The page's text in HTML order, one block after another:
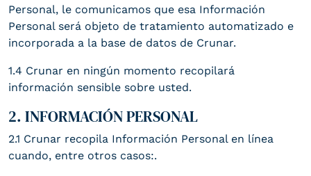
Personal, le comunicamos que esa Información
Personal será objeto de tratamiento automatizado e
incorporada a la base de datos de Crunar.
1.4 Crunar en ningún momento recopilará
información sensible sobre usted.
2. INFORMACIÓN PERSONAL
2.1 Crunar recopila Información Personal en línea
cuando, entre otros casos:.